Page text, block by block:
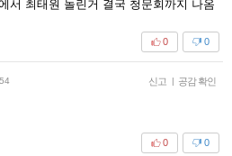
서 최태원 놀린거 결국 청문회까지 나옴
0
0
신고 | 공감 확인
0
0